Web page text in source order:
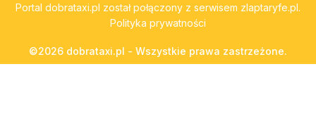
Portal dobrataxi.pl został połączony z serwisem zlaptaryfe.pl.
Polityka prywatności
©2026 dobrataxi.pl - Wszystkie prawa zastrzeżone.